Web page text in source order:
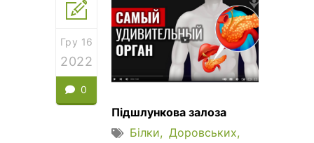
Гру 16
2022
0
Підшлункова залоза
Білки
Доровських